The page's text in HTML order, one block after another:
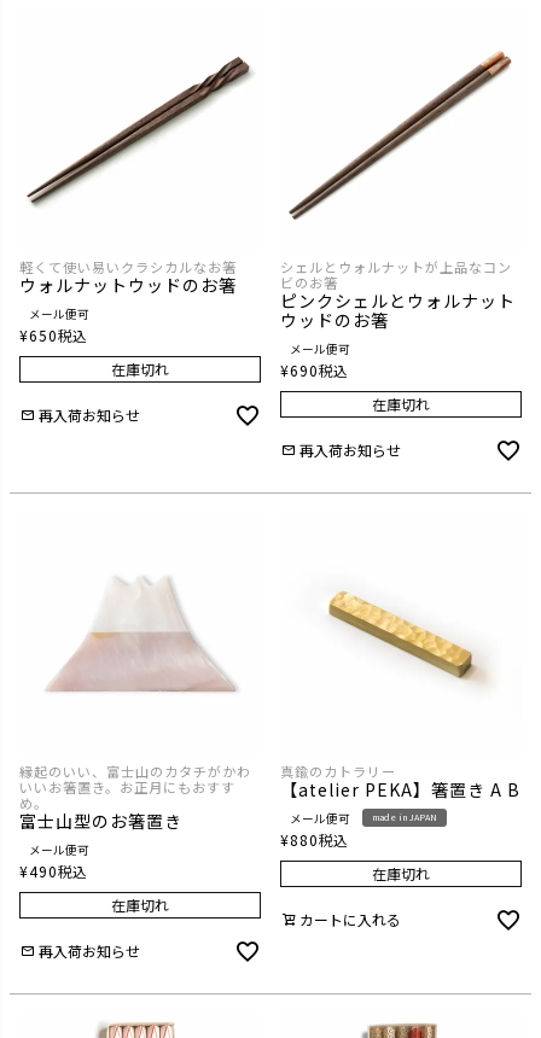
軽くて使い易いクラシカルなお箸
ウォルナットウッドのお箸
メール便可
¥650税込
在庫切れ
再入荷お知らせ
シェルとウォルナットが上品なコン
ビのお箸
ピンクシェルとウォルナット
ウッドのお箸
メール便可
¥690税込
在庫切れ
再入荷お知らせ
縁起のいい、富士山のカタチがかわ
いいお箸置き。お正月にもおすす
め。
富士山型のお箸置き
メール便可
¥490税込
在庫切れ
再入荷お知らせ
真鍮のカトラリー
【atelier PEKA】箸置き A B
メール便可 made in JAPAN
¥880税込
在庫切れ
カートに入れる